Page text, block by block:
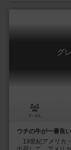
グ
2～4人
ウチの牛が一番良
19世紀アメリカ